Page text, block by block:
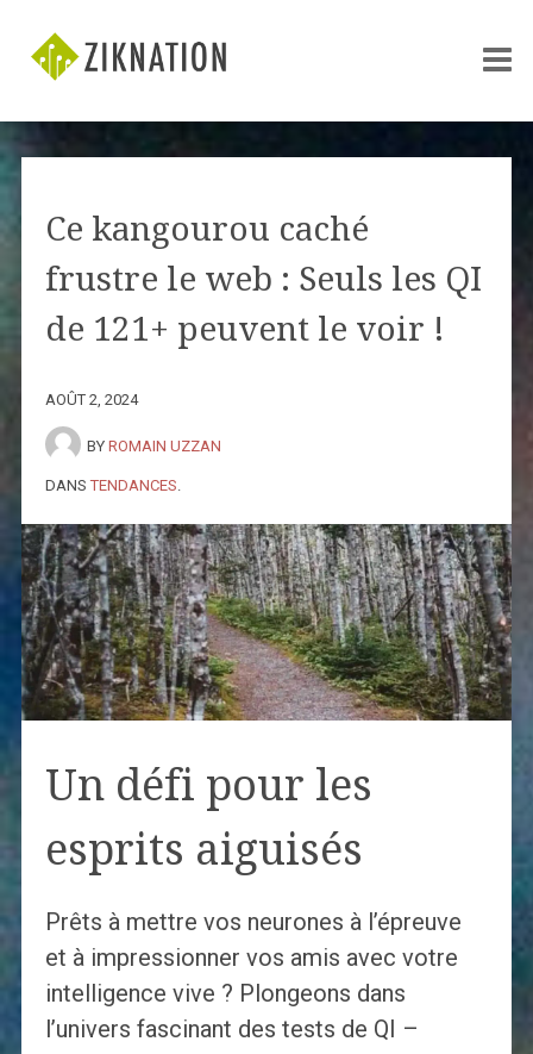
Ce kangourou caché
frustre le web : Seuls les QI
de 121+ peuvent le voir !
AOÛT 2, 2024
BY ROMAIN UZZAN
DANS TENDANCES
Un défi pour les
esprits aiguisés
Prêts à mettre vos neurones à l’épreuve
et à impressionner vos amis avec votre
intelligence vive ? Plongeons dans
l’univers fascinant des tests de QI –